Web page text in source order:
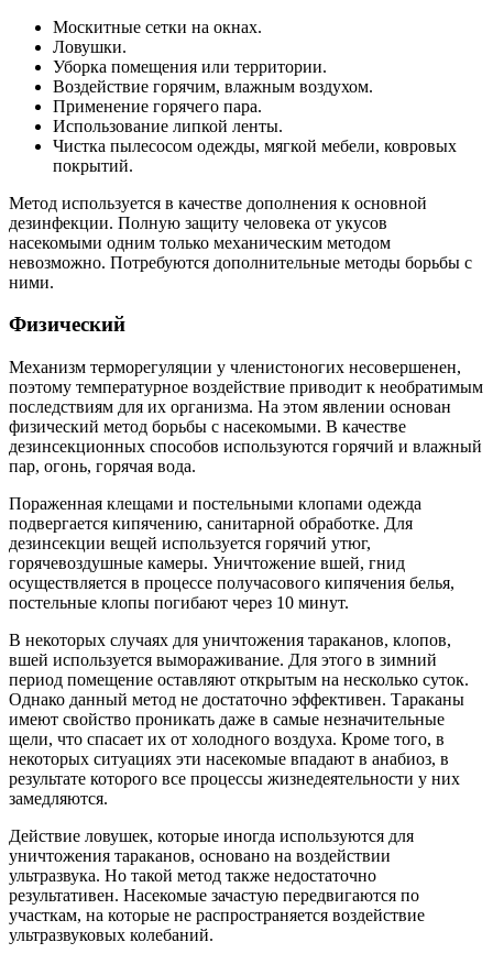
Москитные сетки на окнах.
Ловушки.
Уборка помещения или территории.
Воздействие горячим, влажным воздухом.
Применение горячего пара.
Использование липкой ленты.
Чистка пылесосом одежды, мягкой мебели, ковровых
покрытий.
Метод используется в качестве дополнения к основной
дезинфекции. Полную защиту человека от укусов
насекомыми одним только механическим методом
невозможно. Потребуются дополнительные методы борьбы с
ними.
Физический
Механизм терморегуляции у членистоногих несовершенен,
поэтому температурное воздействие приводит к необратимым
последствиям для их организма. На этом явлении основан
физический метод борьбы с насекомыми. В качестве
дезинсекционных способов используются горячий и влажный
пар, огонь, горячая вода.
Пораженная клещами и постельными клопами одежда
подвергается кипячению, санитарной обработке. Для
дезинсекции вещей используется горячий утюг,
горячевоздушные камеры. Уничтожение вшей, гнид
осуществляется в процессе получасового кипячения белья,
постельные клопы погибают через 10 минут.
В некоторых случаях для уничтожения тараканов, клопов,
вшей используется вымораживание. Для этого в зимний
период помещение оставляют открытым на несколько суток.
Однако данный метод не достаточно эффективен. Тараканы
имеют свойство проникать даже в самые незначительные
щели, что спасает их от холодного воздуха. Кроме того, в
некоторых ситуациях эти насекомые впадают в анабиоз, в
результате которого все процессы жизнедеятельности у них
замедляются.
Действие ловушек, которые иногда используются для
уничтожения тараканов, основано на воздействии
ультразвука. Но такой метод также недостаточно
результативен. Насекомые зачастую передвигаются по
участкам, на которые не распространяется воздействие
ультразвуковых колебаний.